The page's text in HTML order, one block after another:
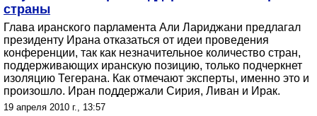
страны
Глава иранского парламента Али Лариджани предлагал
президенту Ирана отказаться от идеи проведения
конференции, так как незначительное количество стран,
поддерживающих иранскую позицию, только подчеркнет
изоляцию Тегерана. Как отмечают эксперты, именно это и
произошло. Иран поддержали Сирия, Ливан и Ирак.
19 апреля 2010 г., 13:57